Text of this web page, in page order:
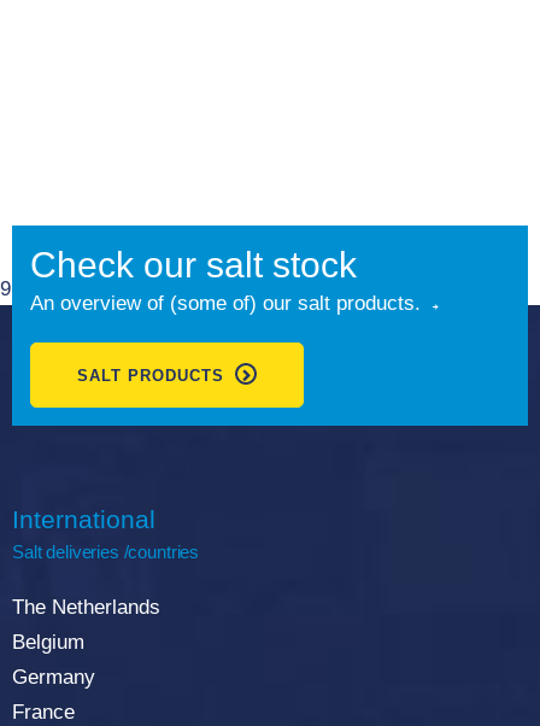
9.1
Check our salt stock
An overview of (some of) our salt products.
SALT PRODUCTS
International
Salt deliveries /countries
The Netherlands
Belgium
Germany
France